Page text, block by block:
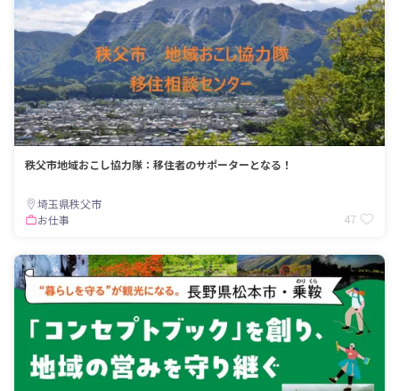
秩父市地域おこし協力隊：移住者のサポーターとなる！
埼玉県秩父市
お仕事
47